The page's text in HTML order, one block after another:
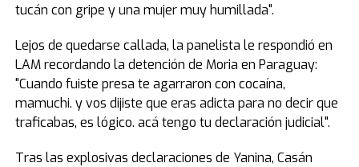
tucán con gripe y una mujer muy humillada".
Lejos de quedarse callada, la panelista le respondió en
LAM recordando la detención de Moria en Paraguay:
"Cuando fuiste presa te agarraron con cocaína,
mamuchi. y vos dijiste que eras adicta para no decir que
traficabas, es lógico. acá tengo tu declaración judicial".
Tras las explosivas declaraciones de Yanina, Casán